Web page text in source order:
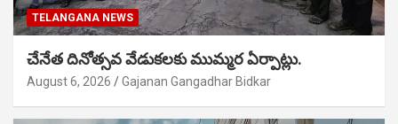
TELANGANA NEWS
చేనేత దినోత్సవ వేడుకలకు ముమ్మర ఏర్పాట్లు.
August 6, 2026 Gajanan Gangadhar Bidkar